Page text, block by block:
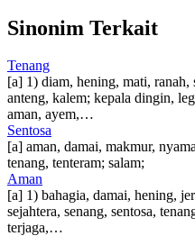
Sinonim Terkait
Tenang
[a] 1) diam, hening, mati, ranah,
anteng, kalem; kepala dingin,
aman, ayem,…
Sentosa
[a] aman, damai, makmur,
tenang, tenteram; salam;
Aman
[a] 1) bahagia, damai, hening,
sejahtera, senang, sentosa,
terjaga,…